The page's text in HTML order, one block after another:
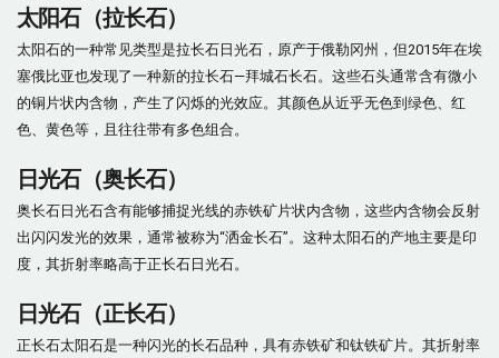
太阳石（拉长石）
太阳石的一种常见类型是拉长石日光石，原产于俄勒冈州，但2015年在埃
塞俄比亚也发现了一种新的拉长石—拜城石长石。这些石头通常含有微小
的铜片状内含物，产生了闪烁的光效应。其颜色从近乎无色到绿色、红
色、黄色等，且往往带有多色组合。
日光石（奥长石）
奥长石日光石含有能够捕捉光线的赤铁矿片状内含物，这些内含物会反射
出闪闪发光的效果，通常被称为“洒金长石”。这种太阳石的产地主要是印
度，其折射率略高于正长石日光石。
日光石（正长石）
正长石太阳石是一种闪光的长石品种，具有赤铁矿和钛铁矿片。其折射率